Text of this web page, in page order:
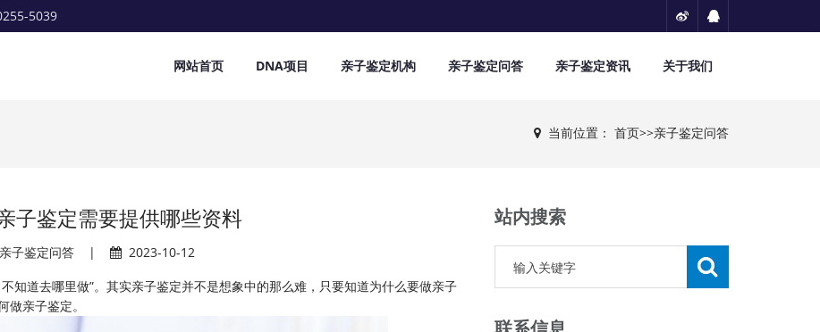
5039
网站首页 DNA项目 亲子鉴定机构 亲子鉴定问答 亲子鉴定资讯 关于我们
当前位置： 首页>>亲子鉴定问答
子鉴定需要提供哪些资料
亲子鉴定问答 |
2023-10-12
知道去哪里做”。其实亲子鉴定并不是想象中的那么难，只要知道为什么要做亲子
亲子鉴定。
站内搜索